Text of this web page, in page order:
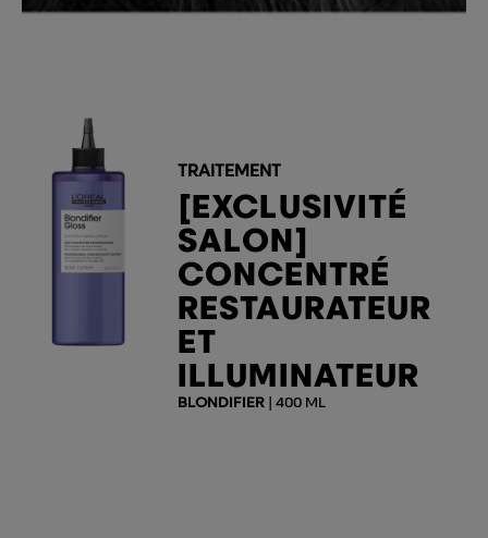
TRAITEMENT
[EXCLUSIVITÉ
SALON]
CONCENTRÉ
RESTAURATEUR
ET
ILLUMINATEUR
BLONDIFIER| 400 ML